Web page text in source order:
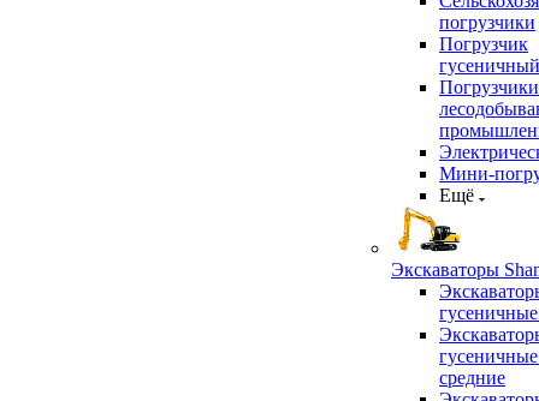
погрузчики
Погрузчик
гусеничный
Мини-
Ещё
Экскаваторы
средние